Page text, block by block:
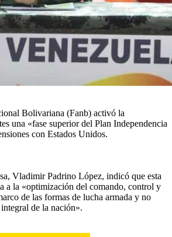
Bolivariana (Fanb) activó la
una «fase superior del Plan Independencia
con Estados Unidos.
Vladimir Padrino López, indicó que esta
a la «optimización del comando, control y
de las formas de lucha armada y no
de la nación».